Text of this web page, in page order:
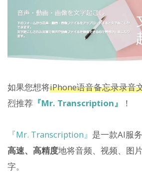
如果您想将iPhone语音备忘录录音
烈推荐 『Mr. Transcription』 ！
『Mr. Transcription』 是一款AI服
高速、高精度地将音频、视频、图
字。